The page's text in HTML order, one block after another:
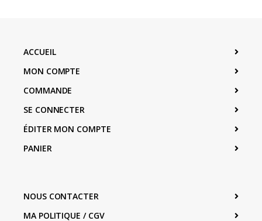
ACCUEIL
MON COMPTE
COMMANDE
SE CONNECTER
ÉDITER MON COMPTE
PANIER
NOUS CONTACTER
MA POLITIQUE / CGV